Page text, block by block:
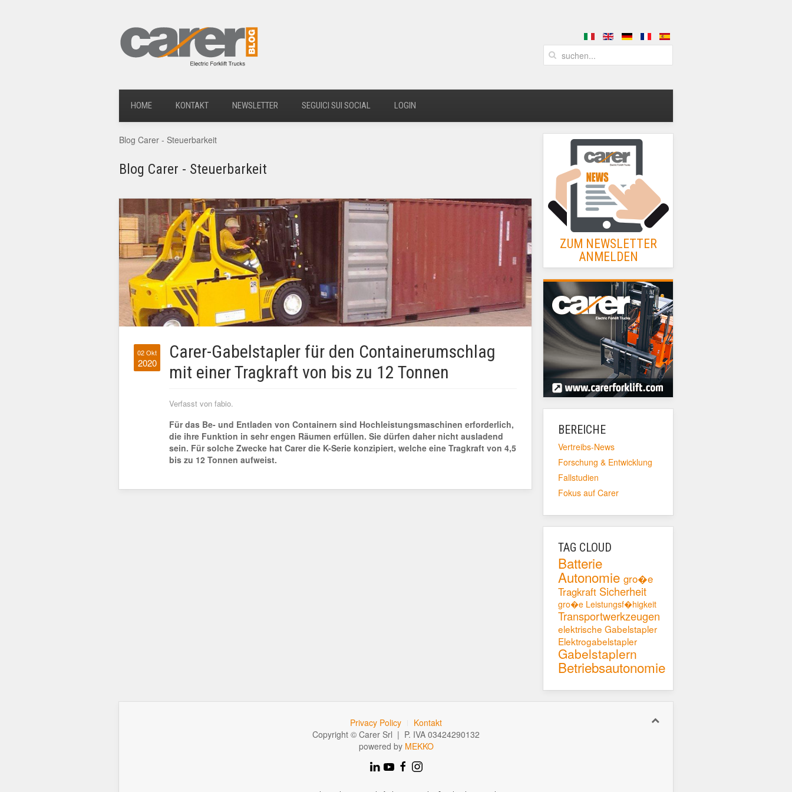
HOME KONTAKT NEWSLETTER SEGUICI SUI SOCIAL LOGIN
Blog Carer - Steuerbarkeit
Blog Carer - Steuerbarkeit
02 Okt
2020
Carer-Gabelstapler für den Containerumschlag
mit einer Tragkraft von bis zu 12 Tonnen
Verfasst von fabio.
Für das Be- und Entladen von Containern sind Hochleistungsmaschinen erforderlich,
die ihre Funktion in sehr engen Räumen erfüllen. Sie dürfen daher nicht ausladend
sein. Für solche Zwecke hat Carer die K-Serie konzipiert, welche eine Tragkraft von 4,5
bis zu 12 Tonnen aufweist.
ZUM NEWSLETTER
ANMELDEN
BEREICHE
Vertreibs-News
Forschung & Entwicklung
Fallstudien
Fokus auf Carer
TAG CLOUD
Batterie
Autonomie gro�e
Tragkraft Sicherheit
gro�e Leistungsf�higkeit
Transportwerkzeugen
elektrische Gabelstapler
Elektrogabelstapler
Gabelstaplern
Betriebsautonomie
Privacy Policy
Kontakt
Copyright © Carer Srl | P. IVA 03424290132
powered by MEKKO